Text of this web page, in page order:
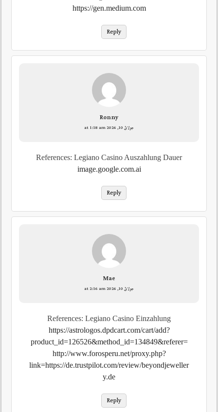
https://gen.medium.com
Reply
Ronny
جولائ 10, 2026 at 1:18 am
References: Legiano Casino Auszahlung Dauer
image.google.com.ai
Reply
Mae
جولائ 10, 2026 at 2:16 am
References: Legiano Casino Einzahlung
https://astrologos.dpdcart.com/cart/add?
product_id=126526&method_id=134849&referer=
http://www.forosperu.net/proxy.php?
link=https://de.trustpilot.com/review/beyondjeweller
y.de
Reply